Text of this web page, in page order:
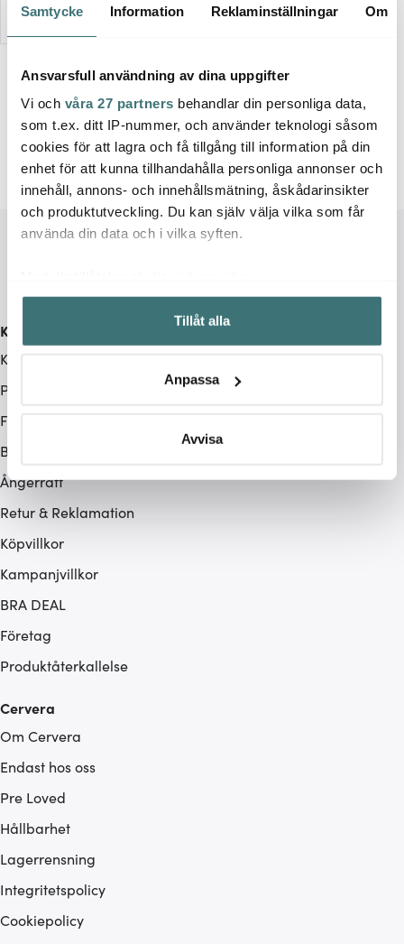
Samtycke Information Reklaminställningar Om
Ansvarsfull användning av dina uppgifter
Vi och våra 27 partners behandlar din personliga data,
som t.ex. ditt IP-nummer, och använder teknologi såsom
cookies för att lagra och få tillgång till information på din
enhet för att kunna tillhandahålla personliga annonser och
innehåll, annons- och innehållsmätning, åskådarinsikter
och produktutveckling. Du kan själv välja vilka som får
använda din data och i vilka syften.
Samla in information om din geografiska plats som
kan ha en noggrannhet på upp till flera meter
Identifiera din enhet genom att aktivt skanna den för
Ta reda på mer om hur dina personliga uppgifter
Du kan ändra eller dra tillbaka ditt samtycke när som
ska anpassas efter det som vi tror att du tycker om. Det
gör också att vi kan analysera vår trafik och göra
som du vill dela med dig av.
Tillåt alla
Anpassa
Avvisa
5 av 5 produkter
Kundservice
Kontakta oss / FAQ
Presentkort
Frakt & leverans
Betalningsalternativ
Ångerrätt
Retur & Reklamation
Köpvillkor
Kampanjvillkor
BRA DEAL
Företag
Produktåterkallelse
Cervera
Om Cervera
Endast hos oss
Pre Loved
Hållbarhet
Lagerrensning
Integritetspolicy
Cookiepolicy